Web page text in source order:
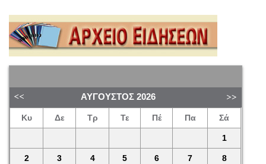
ΑΎΓΟΥΣΤΟΣ 2026
Κυ Δε Τρ Τε Πέ Πα Σά
1
2 3 4 5 6 7 8